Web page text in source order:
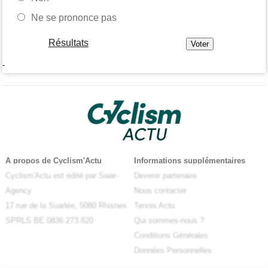
Ne se prononce pas
Résultats
-
A propos de Cyclism'Actu
Cyclism'Actu est édité par Swar-
Agency
17 rue de la Suarlée, 5080 Rhisnes
SPRLS BE 0836.273.820
Informations supplémentaires
Devenir partenaire
Nous contacter
Tennis Actu
Qui sommes-nous ?
Conditions Générales
Données Personnelles